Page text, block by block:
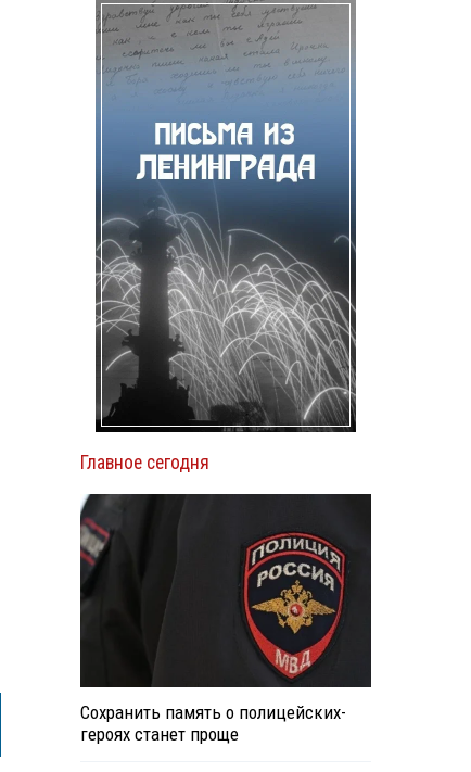
Главное сегодня
Сохранить память о полицейских-
героях станет проще